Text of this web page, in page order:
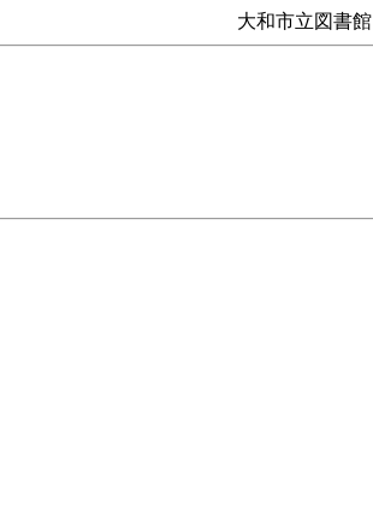
大和市立図書館